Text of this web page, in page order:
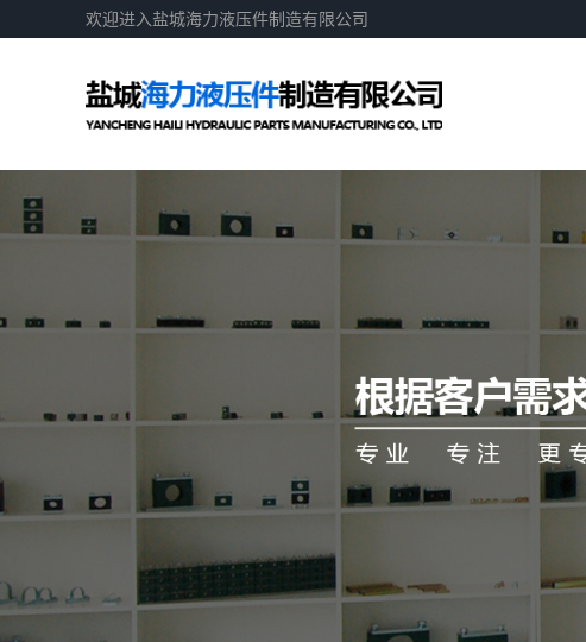
欢迎进入盐城海力液压件制造有限公司